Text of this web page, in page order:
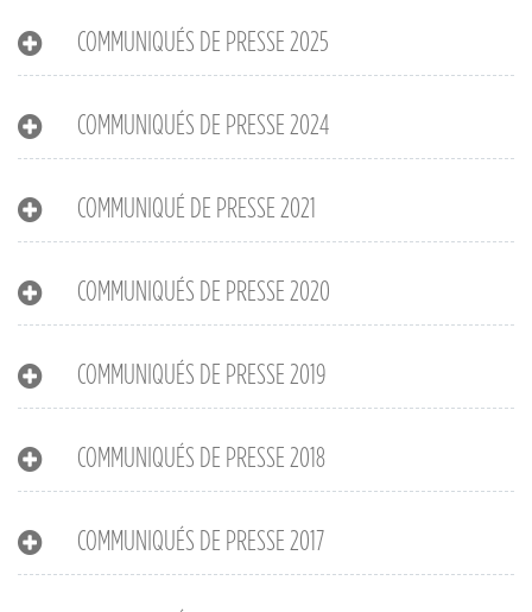
COMMUNIQUÉS DE PRESSE 2025
COMMUNIQUÉS DE PRESSE 2024
COMMUNIQUÉ DE PRESSE 2021
COMMUNIQUÉS DE PRESSE 2020
COMMUNIQUÉS DE PRESSE 2019
COMMUNIQUÉS DE PRESSE 2018
COMMUNIQUÉS DE PRESSE 2017